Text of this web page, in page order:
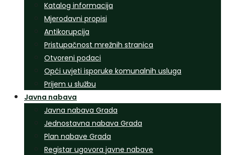
Katalog informacija
Mjerodavni propisi
Antikorupcija
Pristupačnost mrežnih stranica
Otvoreni podaci
Opći uvjeti isporuke komunalnih usluga
Prijem u službu
Javna nabava
Javna nabava Grada
Jednostavna nabava Grada
Plan nabave Grada
Registar ugovora javne nabave